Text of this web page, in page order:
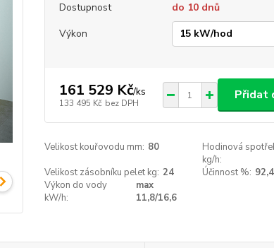
Dostupnost
do 10 dnů
Výkon
161 529 Kč/ks
133 495 Kč bez DPH
Přidat
Velikost kouřovodu mm: 80
Hodinová
kg/h:
Velikost zásobníku pelet kg: 24 Účinnost %:
Výkon do vody
kW/h:
max
11,8/16,6